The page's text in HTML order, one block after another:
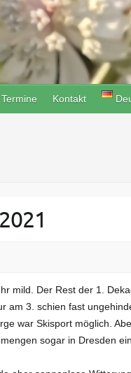
Termine Kontakt
mild. Der Rest der 1.
am 3. schien fast
war Skisport möglich.
sogar in Dresden